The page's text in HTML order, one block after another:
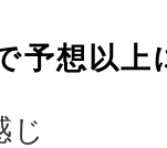
予想以上
じ